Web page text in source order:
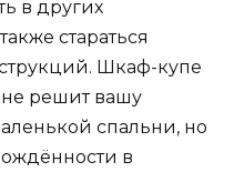
в других
стараться
Шкаф-купе
не решит вашу
спальни, но
в